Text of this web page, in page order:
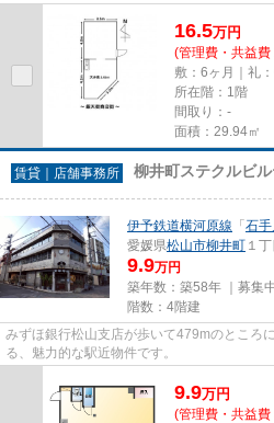
16.5万円
(管理費・共益
敷：6ヶ月｜礼
所在階：1階
間取り：-
面積：29.94㎡
賃貸｜店舗事務所 柳井町ステクルビル
伊予鉄道横河原線 「 石手
愛媛県松山市柳井町 １
9.9万円
築年数：築58年 ｜募集
階数：4階建
みずほ銀行松山支店が歩いて479mのところ
る、魅力的な駅近物件です。
9.9万円
(管理費・共益